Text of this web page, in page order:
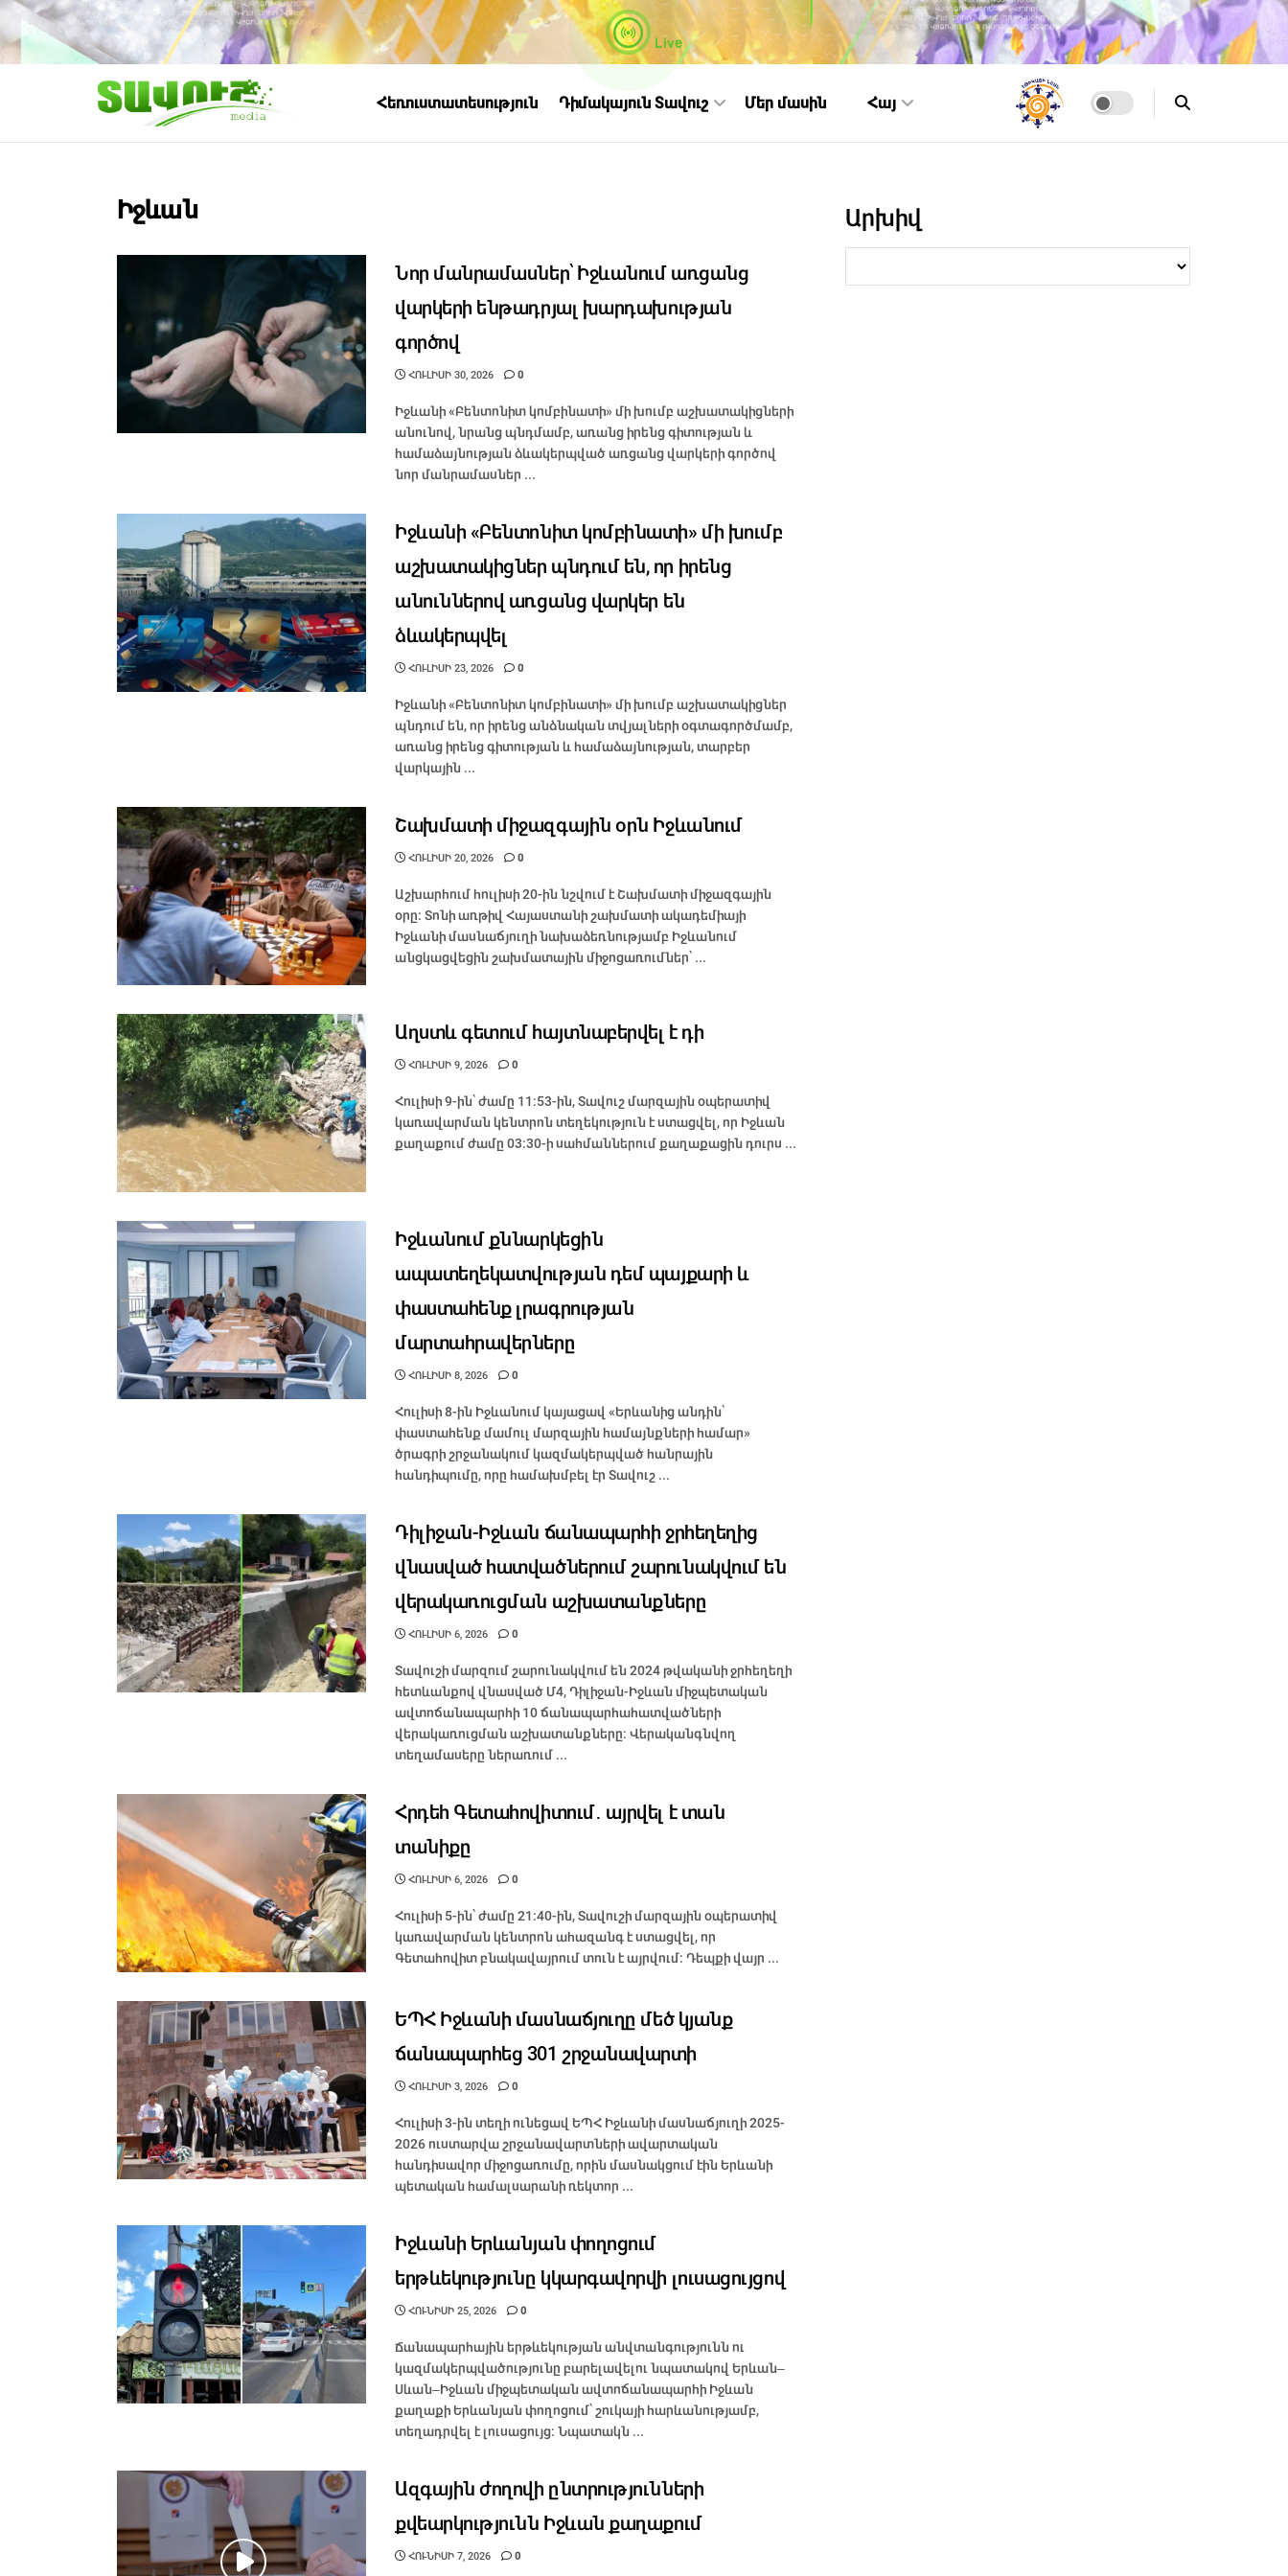
Live
Հեռուստատեսություն Դիմակայուն Տավուշ Մեր մասին Հայ
Իջևան
Նոր մանրամասներ՝ Իջևանում առցանց
վարկերի ենթադրյալ խարդախության
գործով
ՀՈՒԼԻՍԻ 30, 2026 0
Իջևանի «Բենտոնիտ կոմբինատի» մի խումբ աշխատակիցների
անունով, նրանց պնդմամբ, առանց իրենց գիտության և
համաձայնության ձևակերպված առցանց վարկերի գործով
նոր մանրամասներ ...
Իջևանի «Բենտոնիտ կոմբինատի» մի խումբ
աշխատակիցներ պնդում են, որ իրենց
անուններով առցանց վարկեր են
ձևակերպվել
ՀՈՒԼԻՍԻ 23, 2026 0
Իջևանի «Բենտոնիտ կոմբինատի» մի խումբ աշխատակիցներ
պնդում են, որ իրենց անձնական տվյալների օգտագործմամբ,
առանց իրենց գիտության և համաձայնության, տարբեր
վարկային ...
Շախմատի միջազգային օրն Իջևանում
ՀՈՒԼԻՍԻ 20, 2026 0
Աշխարհում հուլիսի 20-ին նշվում է Շախմատի միջազգային
օրը։ Տոնի առթիվ Հայաստանի շախմատի ակադեմիայի
Իջևանի մասնաճյուղի նախաձեռնությամբ Իջևանում
անցկացվեցին շախմատային միջոցառումներ՝ ...
Աղստև գետում հայտնաբերվել է դի
ՀՈՒԼԻՍԻ 9, 2026 0
Հուլիսի 9-ին՝ ժամը 11։53-ին, Տավուշ մարզային օպերատիվ
կառավարման կենտրոն տեղեկություն է ստացվել, որ Իջևան
քաղաքում ժամը 03։30-ի սահմաններում քաղաքացին դուրս ...
Իջևանում քննարկեցին
ապատեղեկատվության դեմ պայքարի և
փաստահենք լրագրության
մարտահրավերները
ՀՈՒԼԻՍԻ 8, 2026 0
Հուլիսի 8-ին Իջևանում կայացավ «Երևանից անդին՝
փաստահենք մամուլ մարզային համայնքների համար»
ծրագրի շրջանակում կազմակերպված հանրային
հանդիպումը, որը համախմբել էր Տավուշ ...
Դիլիջան-Իջևան ճանապարհի ջրհեղեղից
վնասված հատվածներում շարունակվում են
վերակառուցման աշխատանքները
ՀՈՒԼԻՍԻ 6, 2026 0
Տավուշի մարզում շարունակվում են 2024 թվականի ջրհեղեղի
հետևանքով վնասված Մ4, Դիլիջան-Իջևան միջպետական
ավտոճանապարհի 10 ճանապարհահատվածների
վերակառուցման աշխատանքները։ Վերականգնվող
տեղամասերը ներառում ...
Հրդեհ Գետահովիտում․ այրվել է տան
տանիքը
ՀՈՒԼԻՍԻ 6, 2026 0
Հուլիսի 5-ին՝ ժամը 21։40-ին, Տավուշի մարզային օպերատիվ
կառավարման կենտրոն ահազանգ է ստացվել, որ
Գետահովիտ բնակավայրում տուն է այրվում։ Դեպքի վայր ...
ԵՊՀ Իջևանի մասնաճյուղը մեծ կյանք
ճանապարհեց 301 շրջանավարտի
ՀՈՒԼԻՍԻ 3, 2026 0
Հուլիսի 3-ին տեղի ունեցավ ԵՊՀ Իջևանի մասնաճյուղի 2025-
2026 ուստարվա շրջանավարտների ավարտական
հանդիսավոր միջոցառումը, որին մասնակցում էին Երևանի
պետական համալսարանի ռեկտոր ...
Իջևանի Երևանյան փողոցում
երթևեկությունը կկարգավորվի լուսացույցով
ՀՈՒՆԻՍԻ 25, 2026 0
Ճանապարհային երթևեկության անվտանգությունն ու
կազմակերպվածությունը բարելավելու նպատակով Երևան–
Սևան–Իջևան միջպետական ավտոճանապարհի Իջևան
քաղաքի Երևանյան փողոցում՝ շուկայի հարևանությամբ,
տեղադրվել է լուսացույց։ Նպատակն ...
Ազգային ժողովի ընտրությունների
քվեարկությունն Իջևան քաղաքում
ՀՈՒՆԻՍԻ 7, 2026 0
Արխիվ